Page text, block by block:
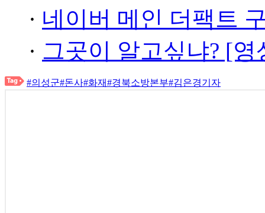
· 네이버 메인 더팩트
· 그곳이 알고싶냐? [
#의성군#돈사#화재#경북소방본부#김은경기자